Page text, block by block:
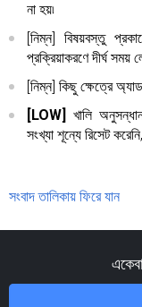
না হয়৷
[নিম্ন] বিষয়বস্তু
প্রক্রিয়াকরণে দীর্ঘ সময়
[নিম্ন] কিছু ক্ষেত্রে
[LOW] খালি
সংখ্যা শূন্যে রিসেট
সংবাদ তালিকায় ফিরে যান